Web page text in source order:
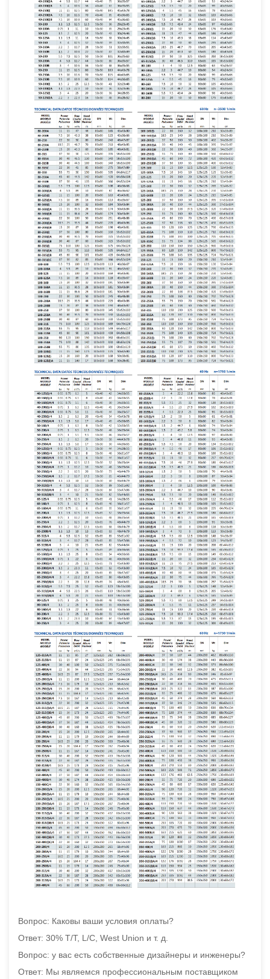
Вопрос: Каковы ваши условия оплаты?
Ответ: 30% T/T, L/C, West Union и т. д.
Вопрос: у вас есть собственные дизайнеры и инженеры?
Ответ: Мы являемся профессиональным поставщиком